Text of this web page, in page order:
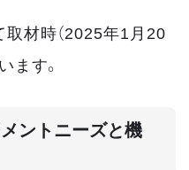
材時（2025年1月20
ます。
ントニーズと機